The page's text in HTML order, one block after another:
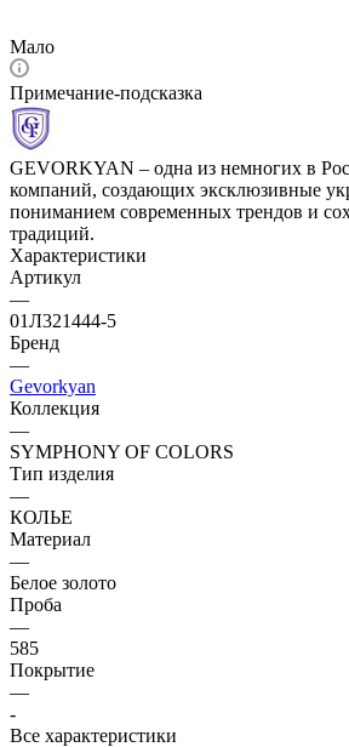
Мало
Примечание-подсказка
GEVORKYAN – одна из немногих в
компаний, создающих эксклюзивные
пониманием современных трендов и
традиций.
Характеристики
Артикул
—
01Л321444-5
Бренд
—
Gevorkyan
Коллекция
—
SYMPHONY OF COLORS
Тип изделия
—
КОЛЬЕ
Материал
—
Белое золото
Проба
—
585
Покрытие
—
-
Все характеристики